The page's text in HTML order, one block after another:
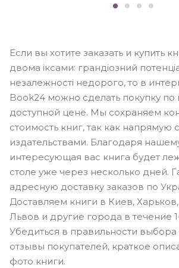
Если вы хотите заказать и купить
двома іксами: грандіозний
незалежності недорого, то в
Book24 можно сделать покупку по
доступной цене. Мы сохраняем
стоимость книг, так как напрямую
издательствами. Благодаря
интересующая вас книга будет
столе уже через несколько дней.
адресную доставку заказов по
Доставляем книги в Киев,
Львов и другие города в течение
Убедиться в правильности
отзывы покупателей, краткое
фото книги.